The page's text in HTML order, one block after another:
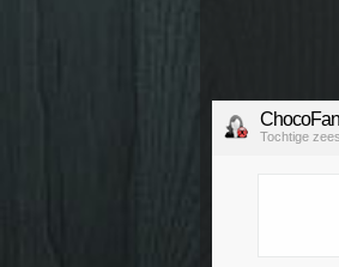
ChocoFan
Tochtige